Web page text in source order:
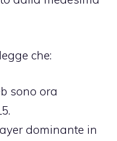
che:
sono ora
dominante in